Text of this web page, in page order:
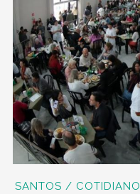
SANTOS / COTIDIANO